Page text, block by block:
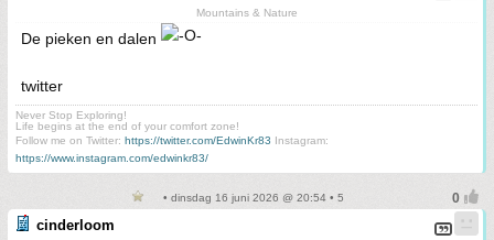
Mountains & Nature
De pieken en dalen
twitter
Never Stop Exploring!
Life begins at the end of your comfort zone!
Follow me on Twitter: https://twitter.com/EdwinKr83 Instagram:
https://www.instagram.com/edwinkr83/
• dinsdag 16 juni 2026 @ 20:54 • 5
cinderloom